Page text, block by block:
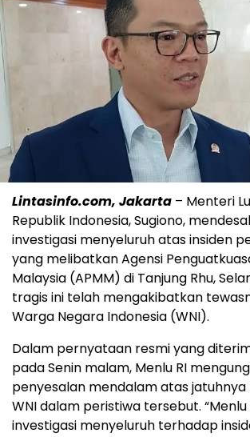
Lintasinfo.com, Jakarta – Menteri
Republik Indonesia, Sugiono,
investigasi menyeluruh atas insiden
yang melibatkan Agensi
Malaysia (APMM) di Tanjung Rhu,
tragis ini telah mengakibatkan
Warga Negara Indonesia (WNI).
Dalam pernyataan resmi yang
pada Senin malam, Menlu RI
penyesalan mendalam atas jatuhnya
WNI dalam peristiwa tersebut.
investigasi menyeluruh terhadap